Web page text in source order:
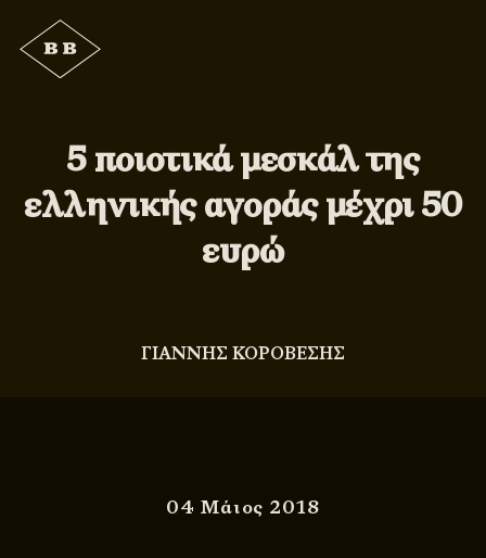
5 ποιοτικά μεσκάλ της
ελληνικής αγοράς μέχρι 50
ευρώ
ΓΙΑΝΝΗΣ ΚΟΡΟΒΕΣΗΣ
04 Μάιος 2018